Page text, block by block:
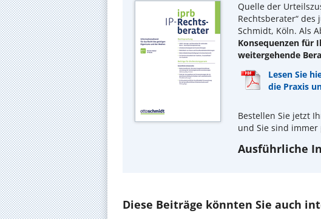
Quelle der
Rechtsberater“ des
Schmidt, Köln. Als
Konsequenzen für
weitergehende
Lesen Sie
die Praxis
Bestellen Sie jetzt
und Sie sind
Ausführliche
Diese Beiträge könnten Sie auch